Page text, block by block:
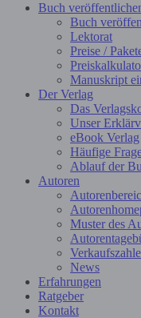
Buch
Buch
Lektorat
Preise /
Manuskript
Der Verlag
Das
Unser
eBook Verlag
Häufige
Ablauf der
Autoren
Muster des
News
Erfahrungen
Ratgeber
Kontakt